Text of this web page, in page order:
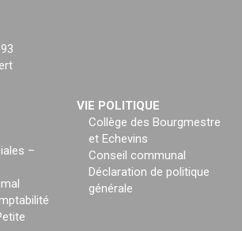
–
VIE POLITIQUE
Collège des Bourgmestre
et Echevins
Conseil communal
Déclaration de politique
générale